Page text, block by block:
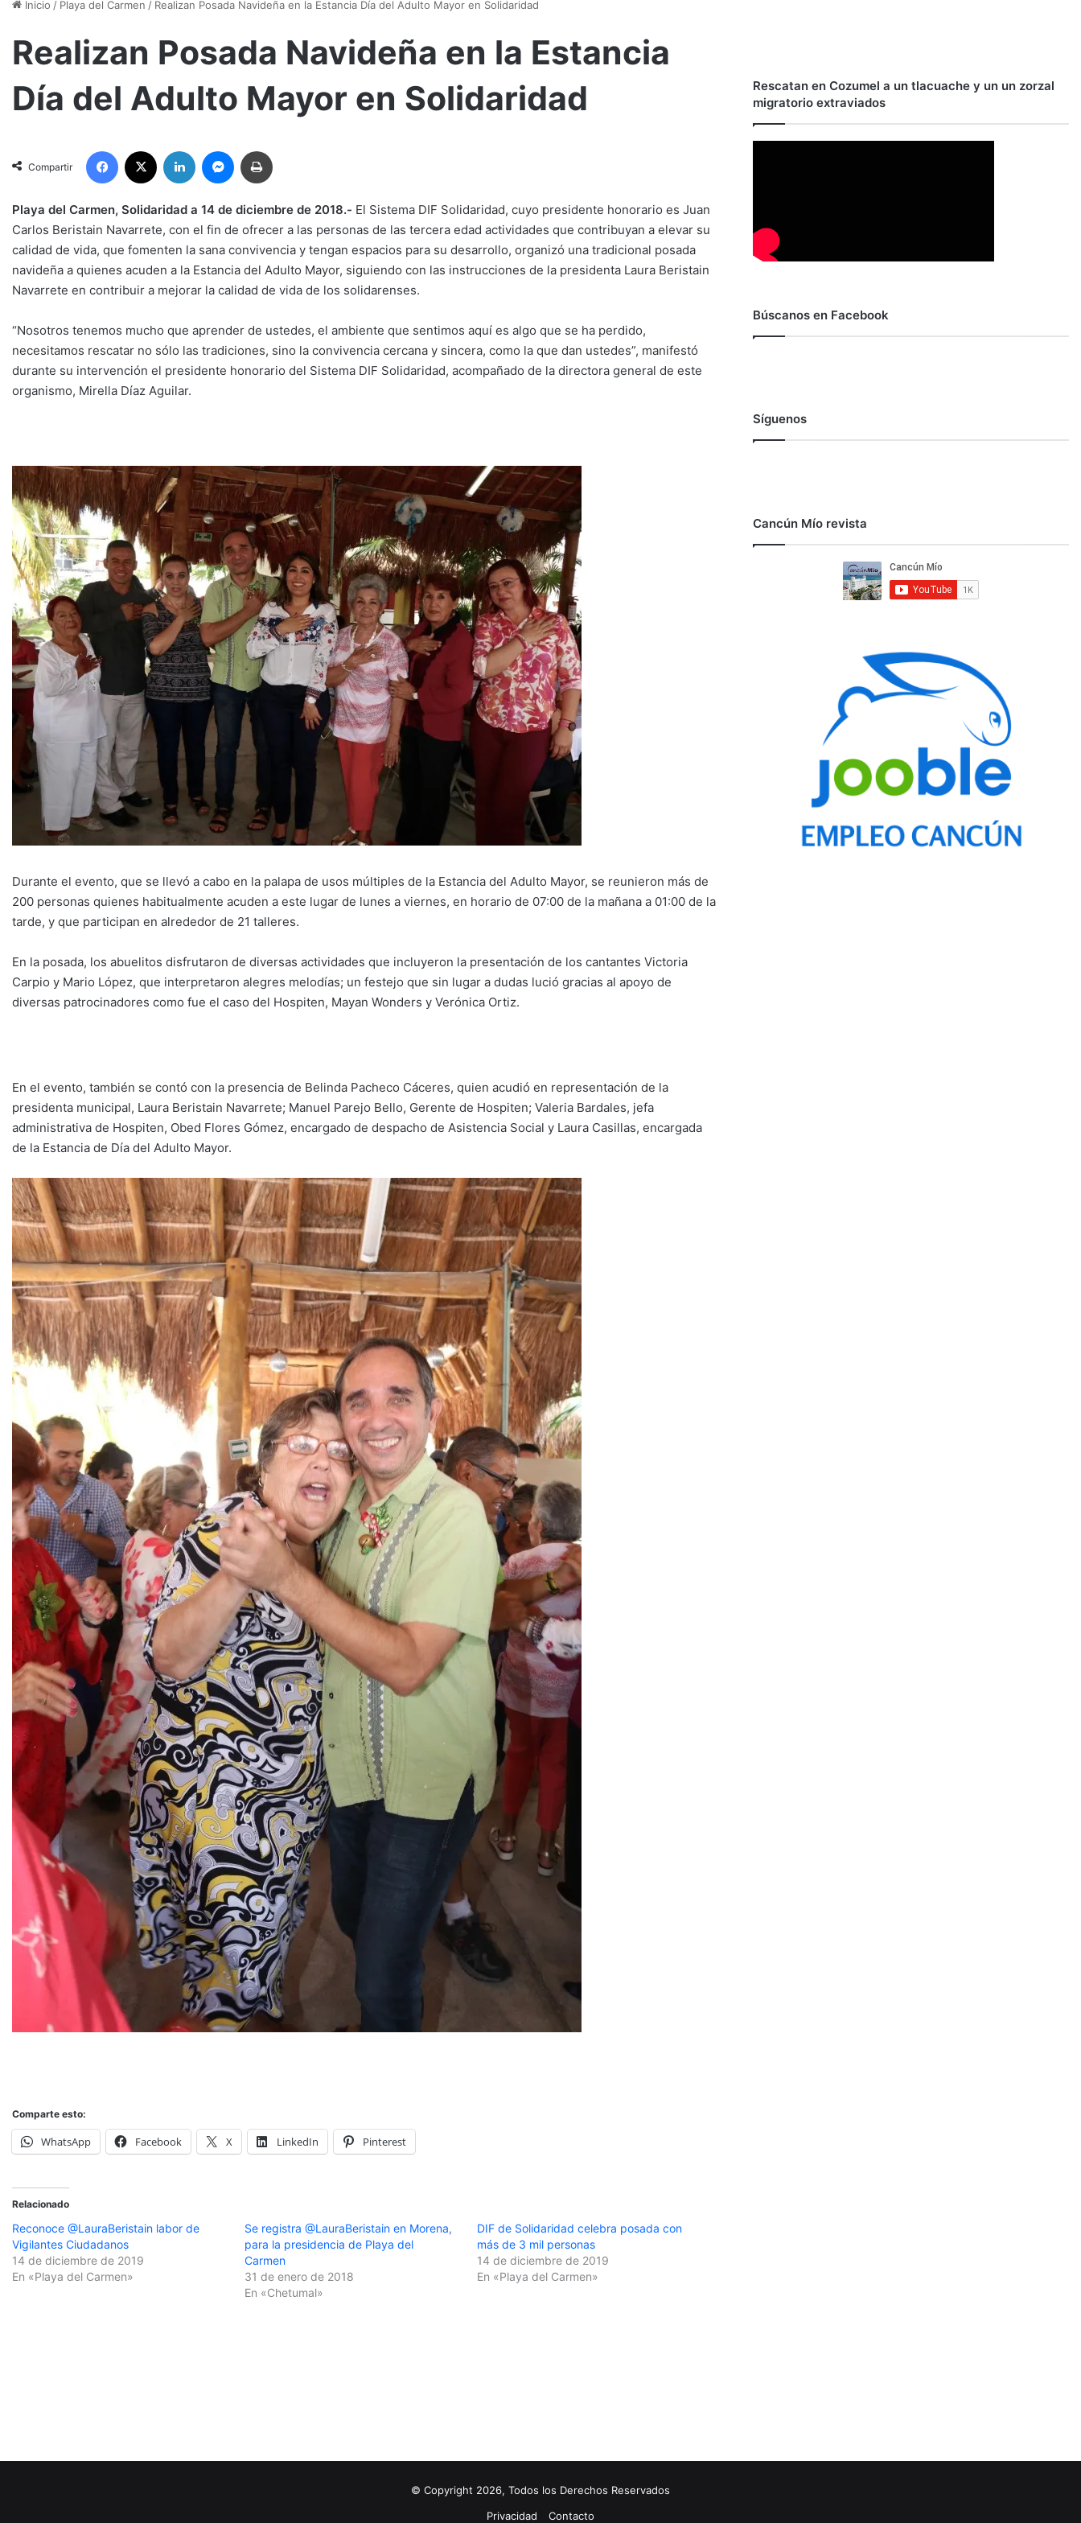
Inicio / Playa del Carmen / Realizan Posada Navideña en la Estancia Día del Adulto Mayor en Solidaridad
Realizan Posada Navideña en la Estancia
Día del Adulto Mayor en Solidaridad
Compartir
Playa del Carmen, Solidaridad a 14 de diciembre de 2018.- El Sistema DIF Solidaridad, cuyo presidente honorario es Juan
Carlos Beristain Navarrete, con el fin de ofrecer a las personas de las tercera edad actividades que contribuyan a elevar su
calidad de vida, que fomenten la sana convivencia y tengan espacios para su desarrollo, organizó una tradicional posada
navideña a quienes acuden a la Estancia del Adulto Mayor, siguiendo con las instrucciones de la presidenta Laura Beristain
Navarrete en contribuir a mejorar la calidad de vida de los solidarenses.
“Nosotros tenemos mucho que aprender de ustedes, el ambiente que sentimos aquí es algo que se ha perdido,
necesitamos rescatar no sólo las tradiciones, sino la convivencia cercana y sincera, como la que dan ustedes”, manifestó
durante su intervención el presidente honorario del Sistema DIF Solidaridad, acompañado de la directora general de este
organismo, Mirella Díaz Aguilar.
Durante el evento, que se llevó a cabo en la palapa de usos múltiples de la Estancia del Adulto Mayor, se reunieron más de
200 personas quienes habitualmente acuden a este lugar de lunes a viernes, en horario de 07:00 de la mañana a 01:00 de la
tarde, y que participan en alrededor de 21 talleres.
En la posada, los abuelitos disfrutaron de diversas actividades que incluyeron la presentación de los cantantes Victoria
Carpio y Mario López, que interpretaron alegres melodías; un festejo que sin lugar a dudas lució gracias al apoyo de
diversas patrocinadores como fue el caso del Hospiten, Mayan Wonders y Verónica Ortiz.
En el evento, también se contó con la presencia de Belinda Pacheco Cáceres, quien acudió en representación de la
presidenta municipal, Laura Beristain Navarrete; Manuel Parejo Bello, Gerente de Hospiten; Valeria Bardales, jefa
administrativa de Hospiten, Obed Flores Gómez, encargado de despacho de Asistencia Social y Laura Casillas, encargada
de la Estancia de Día del Adulto Mayor.
Comparte esto:
WhatsApp Facebook X LinkedIn Pinterest
Relacionado
Reconoce @LauraBeristain labor de
Vigilantes Ciudadanos
14 de diciembre de 2019
En «Playa del Carmen»
Se registra @LauraBeristain en Morena,
para la presidencia de Playa del
Carmen
31 de enero de 2018
En «Chetumal»
DIF de Solidaridad celebra posada con
más de 3 mil personas
14 de diciembre de 2019
En «Playa del Carmen»
Rescatan en Cozumel a un tlacuache y un un zorzal
migratorio extraviados
Búscanos en Facebook
Síguenos
Cancún Mío revista
© Copyright 2026, Todos los Derechos Reservados
Privacidad
Contacto